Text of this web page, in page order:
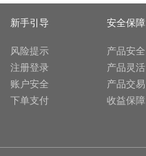
新手引导
风险提示
注册登录
账户安全
下单支付
安全保障
产品安全
产品灵活
产品交易
收益保障